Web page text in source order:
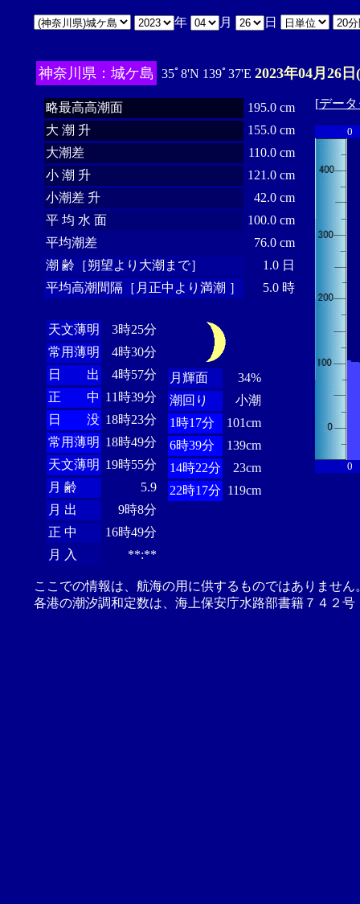
年 月 日
神奈川県：城ケ島 35ﾟ8'N 139ﾟ37'E 2023年04月26
略最高高潮面
195.0 cm
大 潮 升
155.0 cm
大潮差
110.0 cm
小 潮 升
121.0 cm
小潮差 升
42.0 cm
平 均 水 面
100.0 cm
平均潮差
76.0 cm
潮 齢［朔望より大潮まで］
1.0 日
平均高潮間隔［月正中より満潮 ］
5.0 時
天文薄明
3時25分
常用薄明
4時30分
日 出
4時57分
正 中 11時39分
日 没 18時23分
常用薄明 18時49分
天文薄明 19時55分
月 齢
5.9
月 出
9時8分
正 中
16時49分
月 入
**:**
月輝面
34%
潮回り
小潮
1時17分
101cm
6時39分
139cm
14時22分
23cm
22時17分 119cm
[デー
0
0
ここでの情報は、航海の用に供するものではありませ
各港の潮汐調和定数は、海上保安庁水路部書籍７４２